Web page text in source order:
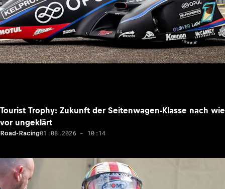
Tourist Trophy: Zukunft der Seitenwagen-Klasse nach wie
vor ungeklärt
Road-Racing01.08.2026 - 10:14